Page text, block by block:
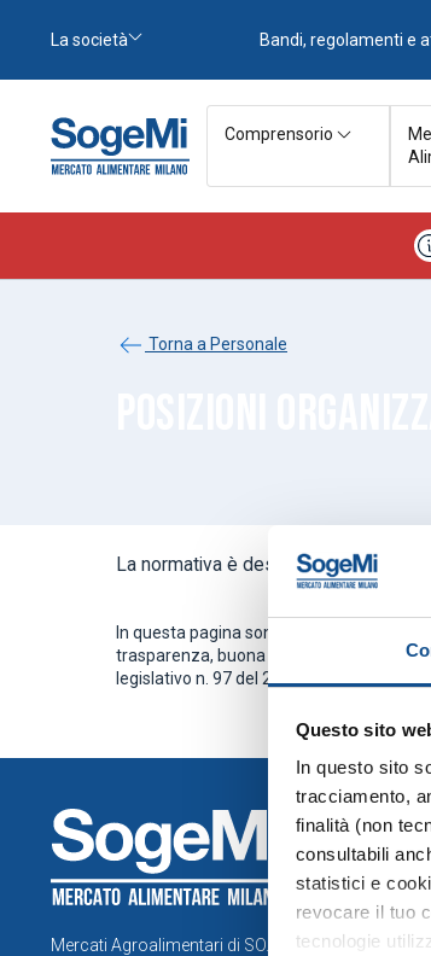
Questo sito
In questo sito
tracciamento,
finalità (non
consultabili
statistici e
revocare il tuo
tecnologie
La società Bandi, regolamenti e
Comprensorio
Torna a Personale
La normativa è destinata ad altri
In questa pagina sono raccolte le
trasparenza, buona amministrazione e
legislativo n. 97 del 25.05.2016).
Mercati Agroalimentari di SO.GE.M.I. Spa